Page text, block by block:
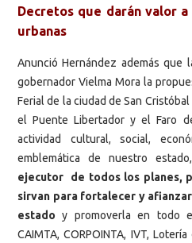
Decretos que darán valor
urbanas
Anunció Hernández además que
gobernador Vielma Mora la
Ferial de la ciudad de San
el Puente Libertador y el Faro
actividad cultural, social,
emblemática de nuestro
ejecutor de todos los planes,
sirvan para fortalecer y
estado y promoverla en todo
CAIMTA, CORPOINTA, IVT,